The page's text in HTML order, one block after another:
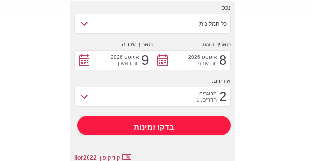
נכס
כל המלונות
תאריך הגעה:
8 אוגוסט 2026
יום שבת
תאריך עזיבה:
9 אוגוסט 2026
יום ראשון
אורחים:
2 מבוגרים:
חדרים: 1
קוד קופון: lior2022